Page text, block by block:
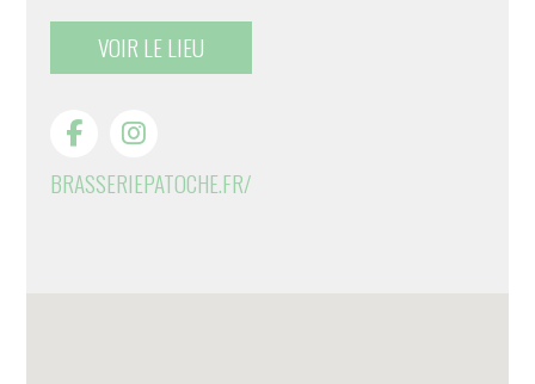
VOIR LE LIEU
BRASSERIEPATOCHE.FR/